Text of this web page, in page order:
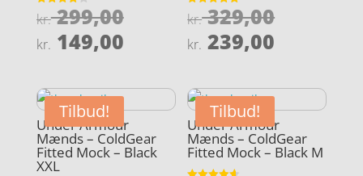
Vurderet
3.9
kr.299,00Den
oprindelige
kr. 299,00.
kr. 149,00Den
pris
er:
kr. 149,00.
Vurderet
4.9
kr.329,00Den
kr.
kr. 239,00
pris
er:
kr.
Tilbud!
Under Armour
Mænds – ColdGear
Fitted Mock – Black
XXL
Tilbud!
Under Armour
Mænds – ColdGear
Fitted Mock – Black M